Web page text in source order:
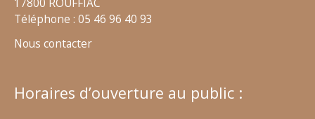
Téléphone : 05 46 96 40 93
Nous contacter
Horaires d’ouverture au public :